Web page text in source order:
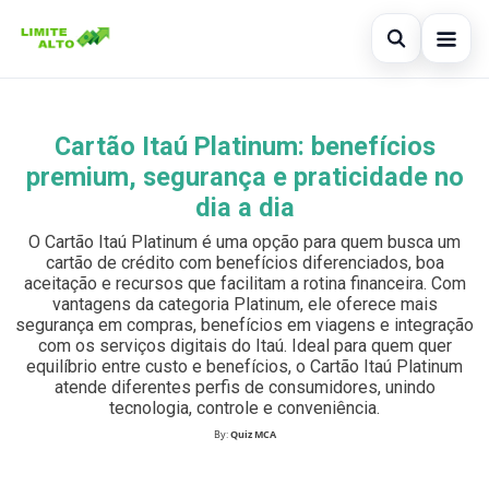
Abrir busca
Cartão de crédito
Empréstimo
Legal
Buscar no site
×
Buscar por:
Pressione Enter para buscar ou ESC para fechar.
Cartão Itaú Platinum: benefícios
premium, segurança e praticidade no
dia a dia
O Cartão Itaú Platinum é uma opção para quem busca um
cartão de crédito com benefícios diferenciados, boa
aceitação e recursos que facilitam a rotina financeira. Com
vantagens da categoria Platinum, ele oferece mais
segurança em compras, benefícios em viagens e integração
com os serviços digitais do Itaú. Ideal para quem quer
equilíbrio entre custo e benefícios, o Cartão Itaú Platinum
atende diferentes perfis de consumidores, unindo
tecnologia, controle e conveniência.
By:Quiz MCA